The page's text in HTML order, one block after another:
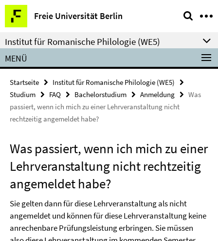
Springe
direkt
zu
Inhalt
Freie Universität Berlin
Service-
Navigation
Institut für Romanische Philologie (WE5)
MENÜ
Startseite
Institut für Romanische Philologie (WE5)
Studium
FAQ Bachelorstudium Anmeldung
Was
passiert, wenn ich mich zu einer Lehrveranstaltung nicht
rechtzeitig angemeldet habe?
Was passiert, wenn ich mich zu einer
Lehrveranstaltung nicht rechtzeitig
angemeldet habe?
Sie gelten dann für diese Lehrveranstaltung als nicht
angemeldet und können für diese Lehrveranstaltung keine
anrechenbare Prüfungsleistung erbringen. Sie müssen